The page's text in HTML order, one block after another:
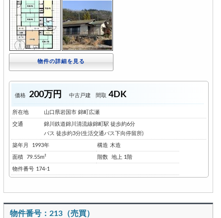
物件の詳細を見る
価格 200万円 中古戸建 間取 4DK
所在地 山口県岩国市 錦町広瀬
交通
錦川鉄道錦川清流線錦町駅 徒歩約6分
バス 徒歩約3分(生活交通バス下向停留所)
築年月 1993年 構造 木造
面積 79.55m² 階数 地上 1階
物件番号 174-1
物件番号：213（売買）